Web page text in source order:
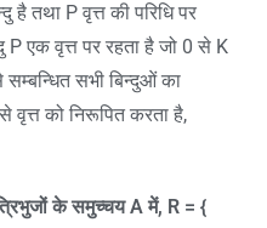
है तथा P वृत्त की परिधि पर
P एक वृत्त पर रहता है जो 0 से K
सभी बिन्दुओं का
को निरूपित करता है,
के समुच्चयAमें, R = {